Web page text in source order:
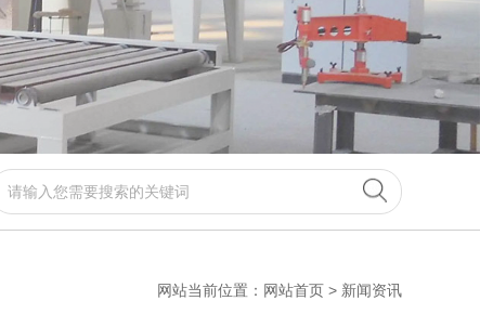
网站当前位置：网站首页 > 新闻资讯